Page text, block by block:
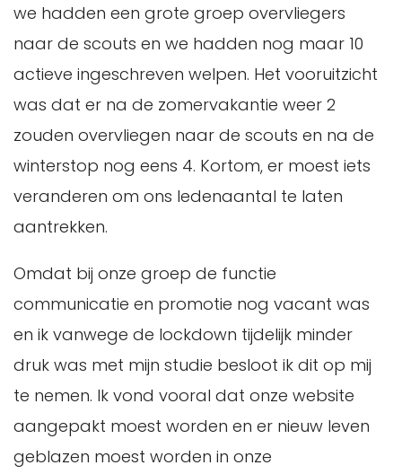
we hadden een grote groep overvliegers
naar de scouts en we hadden nog maar 10
actieve ingeschreven welpen. Het vooruitzicht
was dat er na de zomervakantie weer 2
zouden overvliegen naar de scouts en na de
winterstop nog eens 4. Kortom, er moest iets
veranderen om ons ledenaantal te laten
aantrekken.
Omdat bij onze groep de functie
communicatie en promotie nog vacant was
en ik vanwege de lockdown tijdelijk minder
druk was met mijn studie besloot ik dit op mij
te nemen. Ik vond vooral dat onze website
aangepakt moest worden en er nieuw leven
geblazen moest worden in onze